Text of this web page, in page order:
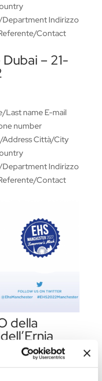
Indirizzo
Contact
– 21-
name E-mail
number
Città/City
Indirizzo
Contact
della